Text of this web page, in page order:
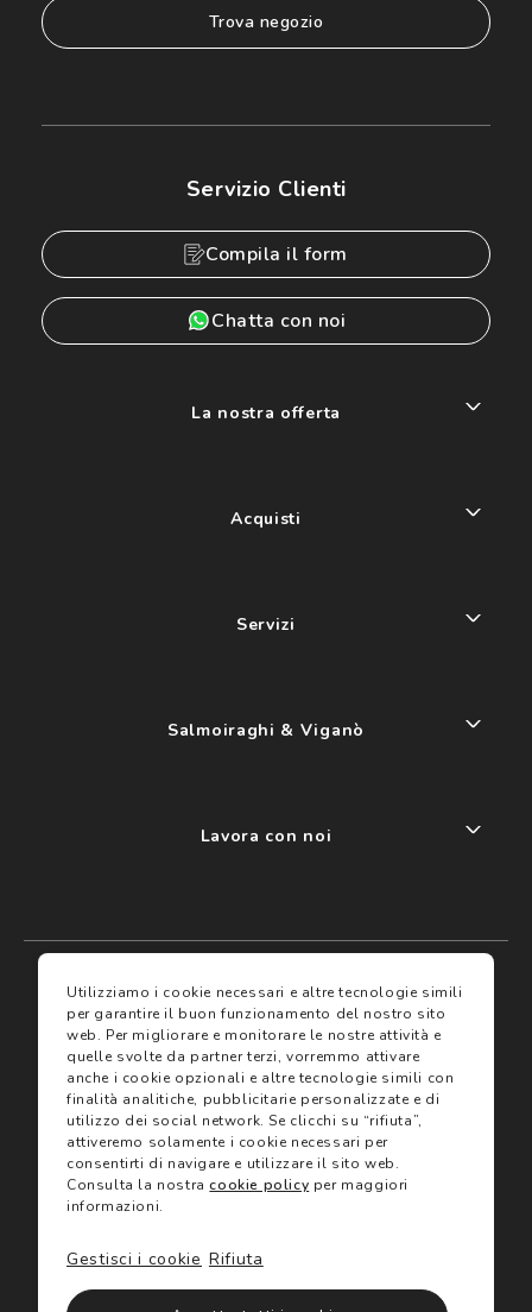
I miei preferiti
Assicurazioni
Servizi
Trova negozio
Gift Card
trova negozio
Servizio Clienti
Compila il form
Chatta con noi
La nostra offerta
Acquisti
Servizi
Salmoiraghi & Viganò
Lavora con noi
Termini e condizioni
Termini di vendita
Avvertenze e informazioni di sicurezza sui prodotti
Informativa sulla Privacy
Utilizzo dei cookie
Utilizziamo i cookie necessari e altre tecnologie simili
per garantire il buon funzionamento del nostro sito
web. Per migliorare e monitorare le nostre attività e
quelle svolte da partner terzi, vorremmo attivare
anche i cookie opzionali e altre tecnologie simili con
finalità analitiche, pubblicitarie personalizzate e di
utilizzo dei social network. Se clicchi su “rifiuta”,
attiveremo solamente i cookie necessari per
consentirti di navigare e utilizzare il sito web.
Consulta la nostracookie policy per maggiori
informazioni.
Rifiuta
Gestisci i cookie